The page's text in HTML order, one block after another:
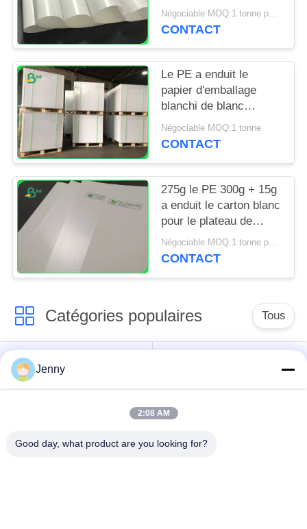
papier pour les bâtons
de cannelle de
Négociable MOQ:1 tonne pour la taille spéciale et 10 tonnes pour la taille standard
CONTACT
Le PE a enduit le
papier d'emballage
blanchi de blanc
120gsm + 10g pour
envelopper des
Négociable MOQ:1 tonne
CONTACT
275g le PE 300g + 15g
a enduit le carton blanc
pour le plateau de
nourriture 70 * 100cm
sulfurisés
Négociable MOQ:1 tonne pour la taille commune et 10 tonnes pour la taille spéciale
CONTACT
Catégories populaires Tous
papier d'emballage
blanc
d'emballage
Jenny
2:08 AM
Good day, what product are you looking for?